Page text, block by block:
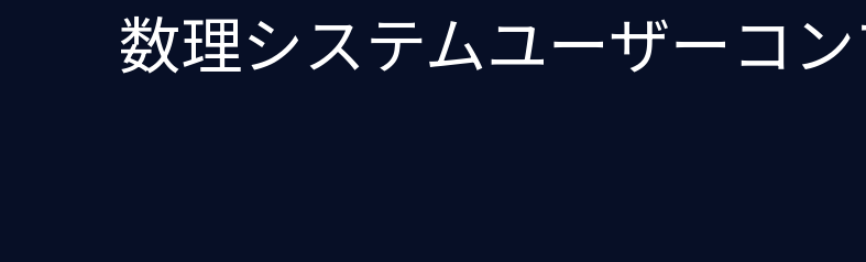
数理システムユーザーコ